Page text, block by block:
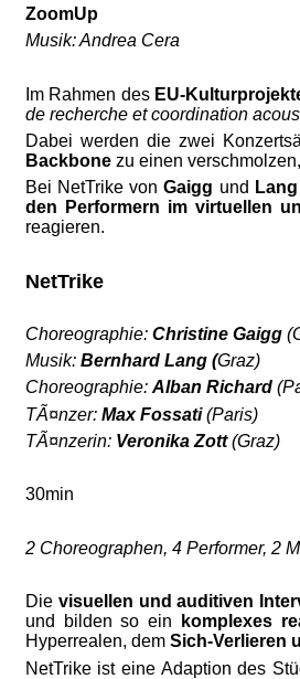
ZoomUp
Musik: Andrea Cera
Im Rahmen des EU-
de recherche et coordination
Dabei werden die zwei
Backbonezu einen
Bei NetTrike vonGaigg und Lang
den Performern im virtuellen
reagieren.
NetTrike
Choreographie: Christine Gaigg
Musik: Bernhard Lang (Graz)
Choreographie:Alban Richard
TÃ¤nzer: Max Fossati(Paris)
TÃ¤nzerin: Veronika Zott(Graz)
30min
2 Choreographen, 4 Performer, 2
Die visuellen und auditiven
und bilden so ein
komplexes
Hyperrealen, dem Sich-Verlieren
NetTrike ist eine Adaption des